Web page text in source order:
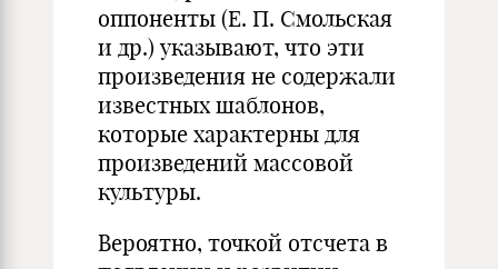
оппоненты (Е. П. Смольская
и др.) указывают, что эти
произведения не содержали
известных шаблонов,
которые характерны для
произведений массовой
культуры.
Вероятно, точкой отсчета в